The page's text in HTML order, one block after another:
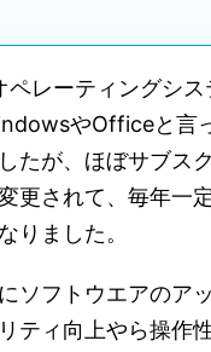
レーティングシス
やOfficeと言
たが、ほぼサブス
更されて、毎年一
りました。
ソフトウエアのア
ティ向上やら操作